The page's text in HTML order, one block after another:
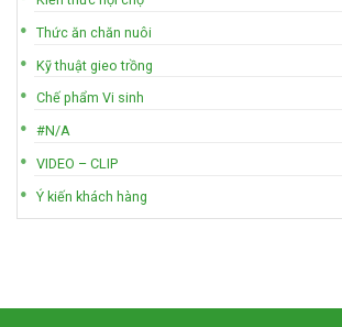
Thức ăn chăn nuôi
Kỹ thuật gieo trồng
Chế phẩm Vi sinh
#N/A
VIDEO – CLIP
Ý kiến khách hàng